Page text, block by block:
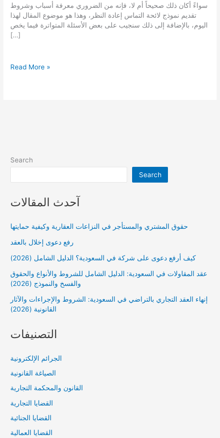
سواءً أكان ذلك صحيحاً أم لا، فإنه من الضروري معرفة أسباب وشروط
تقديم نموذج لائحة التماس إعادة النظر، وهذا هو موضوع المقال لهذا
اليوم، بالإضافة إلى ذلك سنجيب على بعض الأسئلة المتواترة فيما يخص
[…]
نموذج
Read More »
Search
Search
آحدث المقالات
حقوق المشتري والمستأجر في النزاعات العقارية وكيفية حمايتها
رفع دعوى إخلال بالعقد
كيف أرفع دعوى على شركة في السعودية؟ الدليل الشامل (2026)
عقد المقاولات في السعودية: الدليل الشامل للشروط والأنواع والحقوق
والفسخ والنموذج (2026)
إنهاء العقد التجاري بالتراضي في السعودية: الشروط والإجراءات والآثار
القانونية (2026)
التصنيفات
الجرائم الإلكترونية
الصياغة القانونية
القانون والمحكمة التجارية
القضايا التجارية
القضايا الجنائية
القضايا العمالية